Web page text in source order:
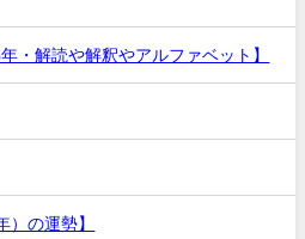
・解読や解釈やアルファベット】
）の運勢】